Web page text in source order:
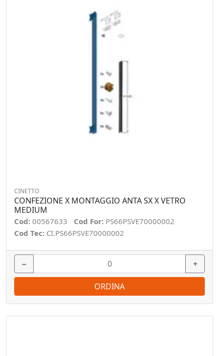
CINETTO
CONFEZIONE X MONTAGGIO ANTA SX X VETRO
MEDIUM
Cod: 00567633 Cod For: PS66PSVE70000002
Cod Tec: CI.PS66PSVE70000002
− +
ORDINA